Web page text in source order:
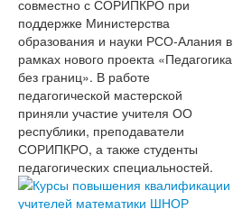
совместно с СОРИПКРО при
поддержке Министерства
образования и науки РСО-Алания в
рамках нового проекта «Педагогика
без границ». В работе
педагогической мастерской
приняли участие учителя ОО
республики, преподаватели
СОРИПКРО, а также студенты
педагогических специальностей.